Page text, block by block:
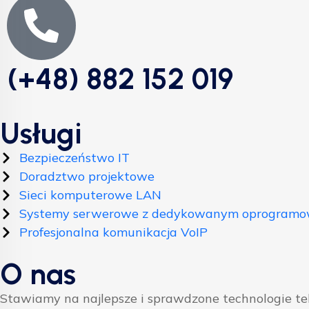
(+48) 882 152 019
Usługi
Bezpieczeństwo IT
Doradztwo projektowe
Sieci komputerowe LAN
Systemy serwerowe z dedykowanym
Profesjonalna komunikacja VoIP
O nas
Stawiamy na najlepsze i sprawdzone technologie